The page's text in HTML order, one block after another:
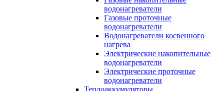
водонагреватели
Газовые проточные
водонагреватели
Водонагреватели косвенного
нагрева
Электрические накопительные
водонагреватели
Электрические проточные
водонагреватели
Теплоаккумуляторы